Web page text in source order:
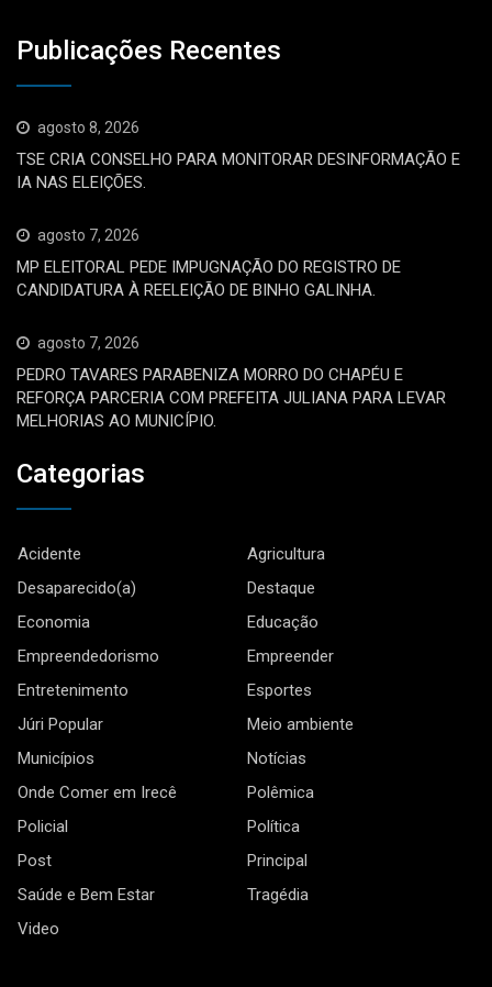
Publicações Recentes
agosto 8, 2026
TSE CRIA CONSELHO PARA MONITORAR DESINFORMAÇÃO E
IA NAS ELEIÇÕES.
agosto 7, 2026
MP ELEITORAL PEDE IMPUGNAÇÃO DO REGISTRO DE
CANDIDATURA À REELEIÇÃO DE BINHO GALINHA.
agosto 7, 2026
PEDRO TAVARES PARABENIZA MORRO DO CHAPÉU E
REFORÇA PARCERIA COM PREFEITA JULIANA PARA LEVAR
MELHORIAS AO MUNICÍPIO.
Categorias
Acidente
Agricultura
Desaparecido(a)
Destaque
Economia
Educação
Empreendedorismo
Empreender
Entretenimento
Esportes
Júri Popular
Meio ambiente
Municípios
Notícias
Onde Comer em Irecê
Polêmica
Policial
Política
Post
Principal
Saúde e Bem Estar
Tragédia
Video